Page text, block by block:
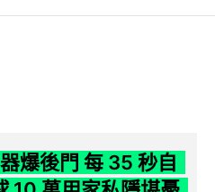
爆後門 每 35 秒自